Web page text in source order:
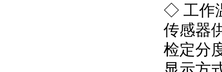
◇ 工作
传感器
检定分